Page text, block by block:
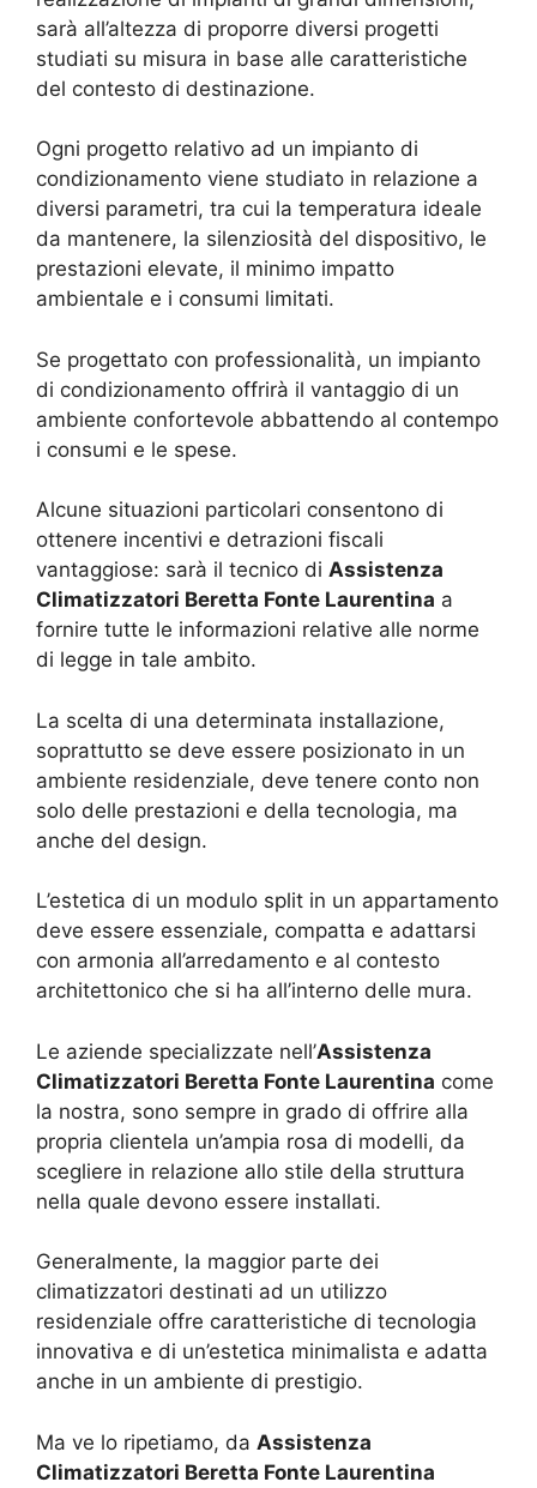
sarà all’altezza di proporre diversi progetti
studiati su misura in base alle caratteristiche
del contesto di destinazione.
Ogni progetto relativo ad un impianto di
condizionamento viene studiato in relazione a
diversi parametri, tra cui la temperatura ideale
da mantenere, la silenziosità del dispositivo, le
prestazioni elevate, il minimo impatto
ambientale e i consumi limitati.
Se progettato con professionalità, un impianto
di condizionamento offrirà il vantaggio di un
ambiente confortevole abbattendo al contempo
i consumi e le spese.
Alcune situazioni particolari consentono di
ottenere incentivi e detrazioni fiscali
vantaggiose: sarà il tecnico di Assistenza
Climatizzatori Beretta Fonte Laurentina a
fornire tutte le informazioni relative alle norme
di legge in tale ambito.
La scelta di una determinata installazione,
soprattutto se deve essere posizionato in un
ambiente residenziale, deve tenere conto non
solo delle prestazioni e della tecnologia, ma
anche del design.
L’estetica di un modulo split in un appartamento
deve essere essenziale, compatta e adattarsi
con armonia all’arredamento e al contesto
architettonico che si ha all’interno delle mura.
Le aziende specializzate nell’Assistenza
Climatizzatori Beretta Fonte Laurentina come
la nostra, sono sempre in grado di offrire alla
propria clientela un’ampia rosa di modelli, da
scegliere in relazione allo stile della struttura
nella quale devono essere installati.
Generalmente, la maggior parte dei
climatizzatori destinati ad un utilizzo
residenziale offre caratteristiche di tecnologia
innovativa e di un’estetica minimalista e adatta
anche in un ambiente di prestigio.
Ma ve lo ripetiamo, da Assistenza
Climatizzatori Beretta Fonte Laurentina